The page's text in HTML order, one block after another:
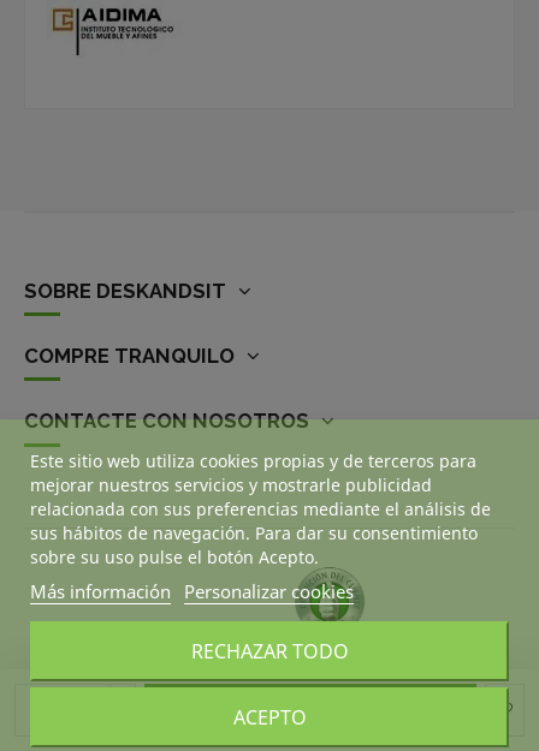
Añadir al carrito
SOBRE DESKANDSIT
COMPRE TRANQUILO
CONTACTE CON NOSOTROS
Este sitio web utiliza cookies propias y de terceros para
mejorar nuestros servicios y mostrarle publicidad
relacionada con sus preferencias mediante el análisis de
sus hábitos de navegación. Para dar su consentimiento
sobre su uso pulse el botón Acepto.
Más información Personalizar cookies
RECHAZAR TODO
ACEPTO